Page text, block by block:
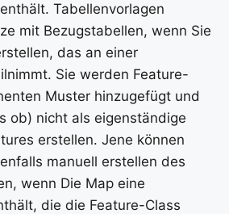
Tabellenvorlagen
mit Bezugstabellen, wenn Sie
das an einer
Sie werden Feature-
Muster hinzugefügt und
ob) nicht als eigenständige
erstellen. Jene können
manuell erstellen des
wenn Die Map eine
die die Feature-Class